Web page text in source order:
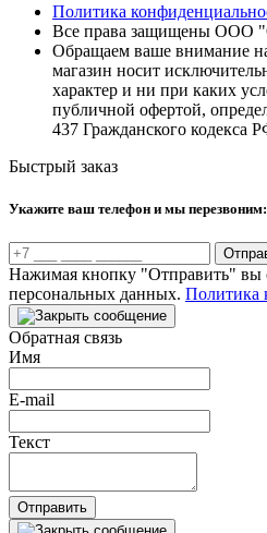
Политика
Все права защищены
Обращаем ваше внимание
магазин носит
характер и ни при каких
публичной офертой,
437 Гражданского кодекса
Быстрый заказ
Укажите ваш телефон и мы перезвоним:
Нажимая кнопку "Отправить" вы
персональных данных. Политика
Обратная связь
Имя
E-mail
Текст
Отправить